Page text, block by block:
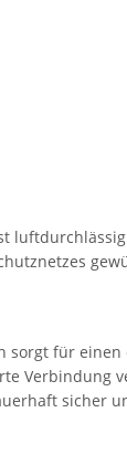
sorgt für
Verbindung
sicher